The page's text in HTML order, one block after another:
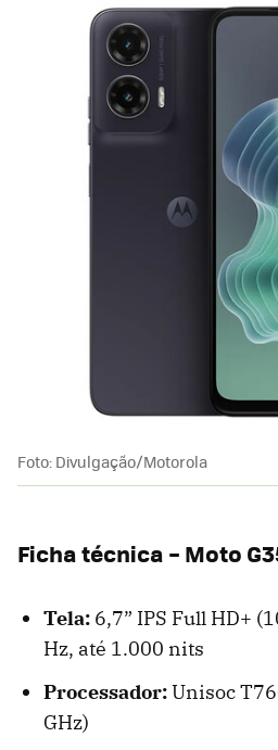
Foto: Divulgação/Motorola
Ficha técnica – Moto
Tela: 6,7” IPS Full HD+
Hz, até 1.000 nits
Processador:Unisoc
GHz)